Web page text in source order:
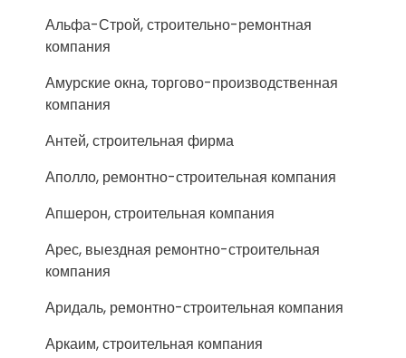
Альфа-Строй, строительно-ремонтная
компания
Амурские окна, торгово-производственная
компания
Антей, строительная фирма
Аполло, ремонтно-строительная компания
Апшерон, строительная компания
Арес, выездная ремонтно-строительная
компания
Аридаль, ремонтно-строительная компания
Аркаим, строительная компания